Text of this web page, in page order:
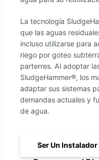
La tecnología
que las aguas
incluso utilizarse para
riego por goteo
parterres. Al adoptar
SludgeHammer®, los
adaptar sus sistemas
demandas actuales y
de agua.
Ser Un Instalador